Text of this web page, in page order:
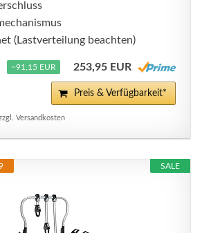
(Lastverteilung beachten)
−91,15 EUR 253,95 EUR
Preis & Verfügbarkeit*
Versandkosten
SALE